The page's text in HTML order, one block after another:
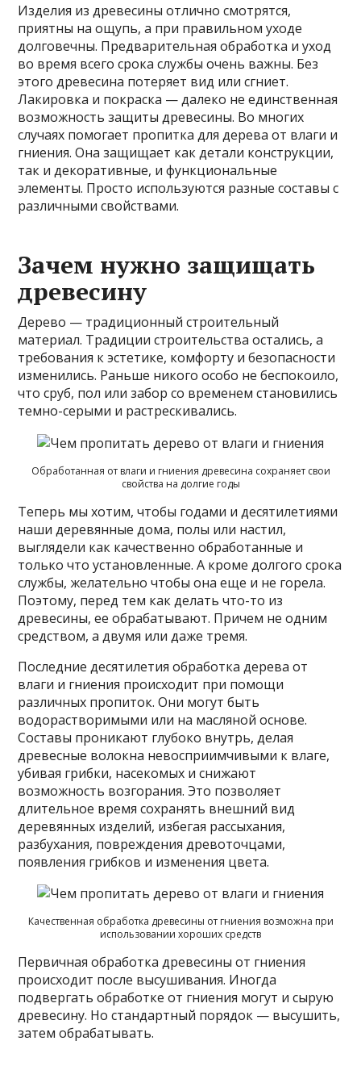
Изделия из древесины отлично смотрятся,
приятны на ощупь, а при правильном уходе
долговечны. Предварительная обработка и уход
во время всего срока службы очень важны. Без
этого древесина потеряет вид или сгниет.
Лакировка и покраска — далеко не единственная
возможность защиты древесины. Во многих
случаях помогает пропитка для дерева от влаги и
гниения. Она защищает как детали конструкции,
так и декоративные, и функциональные
элементы. Просто используются разные составы с
различными свойствами.
Зачем нужно защищать
древесину
Дерево — традиционный строительный
материал. Традиции строительства остались, а
требования к эстетике, комфорту и безопасности
изменились. Раньше никого особо не беспокоило,
что сруб, пол или забор со временем становились
темно-серыми и растрескивались.
Обработанная от влаги и гниения древесина сохраняет свои
свойства на долгие годы
Теперь мы хотим, чтобы годами и десятилетиями
наши деревянные дома, полы или настил,
выглядели как качественно обработанные и
только что установленные. А кроме долгого срока
службы, желательно чтобы она еще и не горела.
Поэтому, перед тем как делать что-то из
древесины, ее обрабатывают. Причем не одним
средством, а двумя или даже тремя.
Последние десятилетия обработка дерева от
влаги и гниения происходит при помощи
различных пропиток. Они могут быть
водорастворимыми или на масляной основе.
Составы проникают глубоко внутрь, делая
древесные волокна невосприимчивыми к влаге,
убивая грибки, насекомых и снижают
возможность возгорания. Это позволяет
длительное время сохранять внешний вид
деревянных изделий, избегая рассыхания,
разбухания, повреждения древоточцами,
появления грибков и изменения цвета.
Качественная обработка древесины от гниения возможна при
использовании хороших средств
Первичная обработка древесины от гниения
происходит после высушивания. Иногда
подвергать обработке от гниения могут и сырую
древесину. Но стандартный порядок — высушить,
затем обрабатывать.